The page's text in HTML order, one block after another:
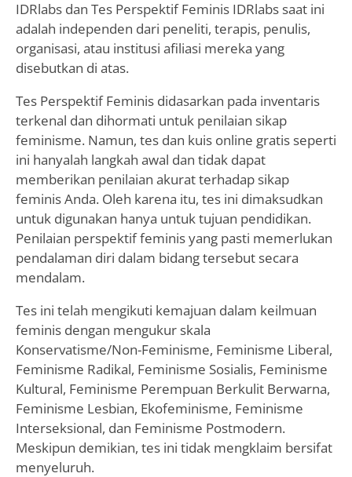
IDRlabs dan Tes Perspektif Feminis IDRlabs saat ini
adalah independen dari peneliti, terapis, penulis,
organisasi, atau institusi afiliasi mereka yang
disebutkan di atas.
Tes Perspektif Feminis didasarkan pada inventaris
terkenal dan dihormati untuk penilaian sikap
feminisme. Namun, tes dan kuis online gratis seperti
ini hanyalah langkah awal dan tidak dapat
memberikan penilaian akurat terhadap sikap
feminis Anda. Oleh karena itu, tes ini dimaksudkan
untuk digunakan hanya untuk tujuan pendidikan.
Penilaian perspektif feminis yang pasti memerlukan
pendalaman diri dalam bidang tersebut secara
mendalam.
Tes ini telah mengikuti kemajuan dalam keilmuan
feminis dengan mengukur skala
Konservatisme/Non-Feminisme, Feminisme Liberal,
Feminisme Radikal, Feminisme Sosialis, Feminisme
Kultural, Feminisme Perempuan Berkulit Berwarna,
Feminisme Lesbian, Ekofeminisme, Feminisme
Interseksional, dan Feminisme Postmodern.
Meskipun demikian, tes ini tidak mengklaim bersifat
menyeluruh.